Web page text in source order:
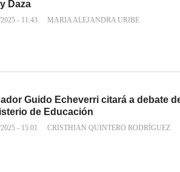
Daza
- 11:43 MARIA ALEJANDRA URIBE
Guido Echeverri citará a debate
de Educación
- 15:01 CRISTHIAN QUINTERO RODRÍGUEZ